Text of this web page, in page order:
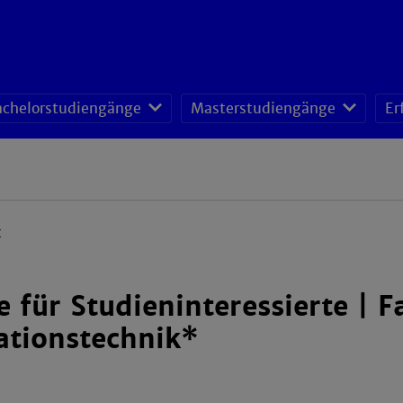
Masterstudiengänge
für Studieninteressierte |